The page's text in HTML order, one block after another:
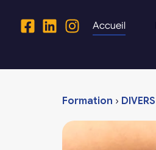
Accueil
Formation › DIVERS